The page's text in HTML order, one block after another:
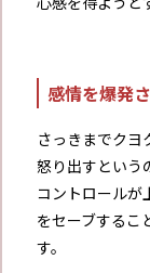
感情を爆発
さっきまでクヨ
怒り出すという
コントロールが
をセーブするこ
す。